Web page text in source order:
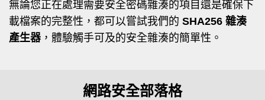
無論您正在處理需要安全密碼雜湊的項目還是確保下
載檔案的完整性，都可以嘗試我們的 SHA256 雜湊
產生器 ，體驗觸手可及的安全雜湊的簡單性。
網路安全部落格